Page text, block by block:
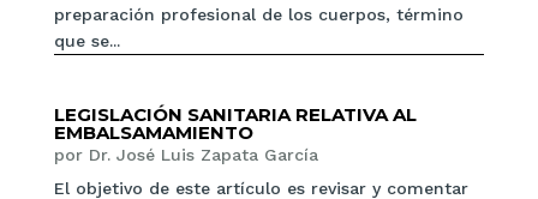
preparación profesional de los cuerpos, término
que se...
LEGISLACIÓN SANITARIA RELATIVA AL
EMBALSAMAMIENTO
por Dr. José Luis Zapata García
El objetivo de este artículo es revisar y comentar